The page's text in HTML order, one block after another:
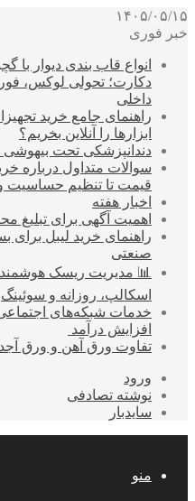
۱۴۰۵/۰۵/۱۵
خبر فوری
انواع قاب بندی دیوار با
دکارت؛ تحولی لوکس،
داخلی
راهنمای جامع خرید
ابزارها را آنلاین بخریم؟
دندانپزشکی تحت
سوالات متداول درباره
قیمت تا تنظیم حساسیت
اخبار هفته
اهمیت آگهی برای تبلیغ
راهنمای خرید لیبل برای
صنعتی
📊 مدیریت ریسک هوشمند
اسکالپ، روزانه و سوئینگ
افزایش درآمد
تفاوت ورق آهن و ورق
ورود
نوشته تصادفی
سایدبار
منو